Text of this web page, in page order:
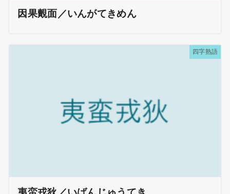
因果覿面／いんがてきめん
四字熟語